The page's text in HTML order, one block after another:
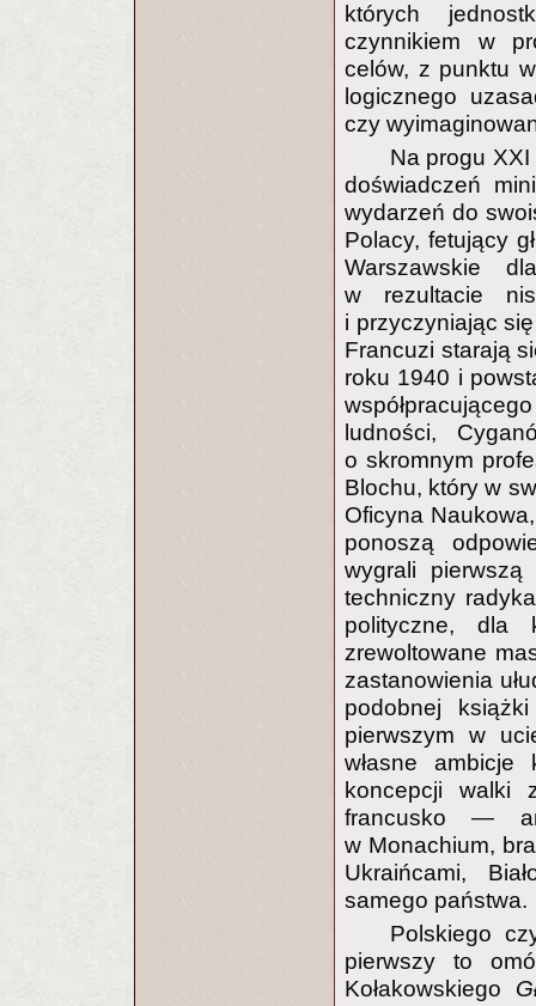
których
czynnikiem w
celów, z punktu
logicznego
czy
Na progu
doświadczeń
wydarzeń do
Polacy, fetujący
Warszawskie
w rezultacie
i przyczyniając
Francuzi starają
roku 1940 i
ludności,
o skromnym
Blochu, który w
Oficyna
ponoszą
wygrali
techniczny
polityczne, dla
zrewoltowane
zastanowienia
podobnej
pierwszym w
własne ambicje
koncepcji walki
francusko —
w Monachium,
Ukraińcami,
samego państwa.
Polskiego
pierwszy to
Kołakowskiego